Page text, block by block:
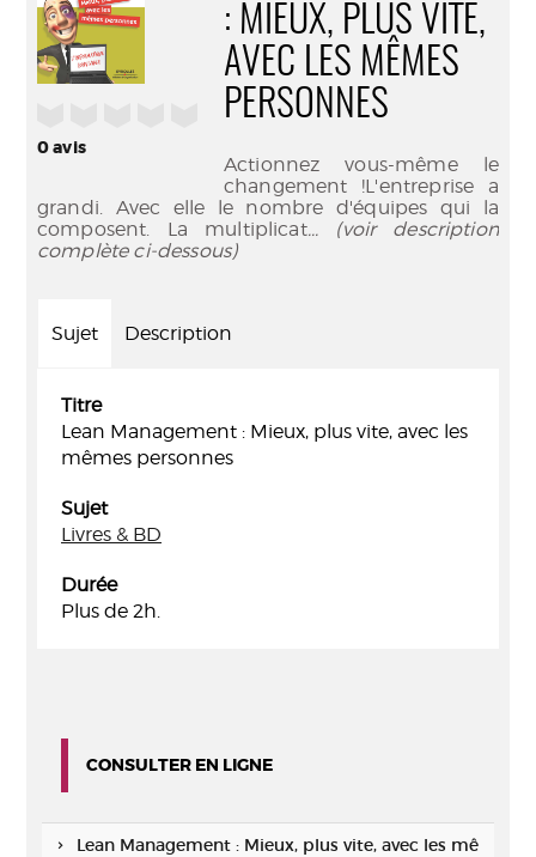
0avis
: MIEUX, PLUS VITE,
AVEC LES MÊMES
PERSONNES
Actionnez vous-même le
changement !L'entreprise a
grandi. Avec elle le nombre d'équipes qui la
composent. La multiplicat... (voir description
complète ci-dessous)
Sujet Description
Titre
Lean Management : Mieux, plus vite, avec les
mêmes personnes
Sujet
Livres & BD
Durée
Plus de 2h.
CONSULTER EN LIGNE
Lean Management : Mieux, plus vite, avec les mê